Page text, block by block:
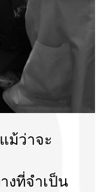
ม้ว่าจะ
งที่จําเป็น